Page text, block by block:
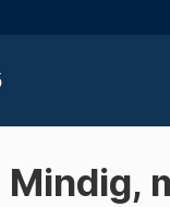
Mindig,